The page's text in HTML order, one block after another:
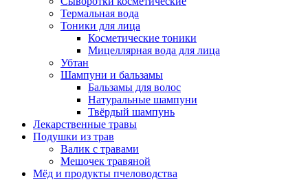
Термальная вода
Тоники для лица
Косметические тоники
Мицеллярная вода для лица
Убтан
Шампуни и бальзамы
Бальзамы для волос
Натуральные шампуни
Твёрдый шампунь
Лекарственные травы
Подушки из трав
Валик с травами
Мешочек травяной
Мёд и продукты пчеловодства